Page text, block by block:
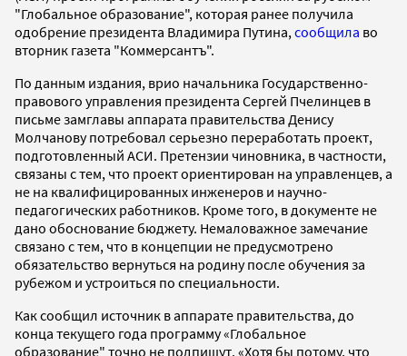
"Глобальное образование", которая ранее получила
одобрение президента Владимира Путина, сообщила во
вторник газета "Коммерсантъ".
По данным издания, врио начальника Государственно-
правового управления президента Сергей Пчелинцев в
письме замглавы аппарата правительства Денису
Молчанову потребовал серьезно переработать проект,
подготовленный АСИ. Претензии чиновника, в частности,
связаны с тем, что проект ориентирован на управленцев, а
не на квалифицированных инженеров и научно-
педагогических работников. Кроме того, в документе не
дано обоснование бюджету. Немаловажное замечание
связано с тем, что в концепции не предусмотрено
обязательство вернуться на родину после обучения за
рубежом и устроиться по специальности.
Как сообщил источник в аппарате правительства, до
конца текущего года программу «Глобальное
образование" точно не подпишут. «Хотя бы потому, что